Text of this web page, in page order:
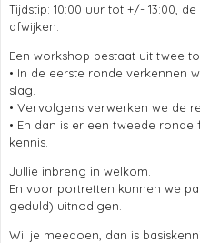
Tijdstip: 10:00 uur tot +/- 13:00,
afwijken.
Een workshop bestaat uit twee
• In de eerste ronde verkennen
slag.
• Vervolgens verwerken we de
• En dan is er een tweede
kennis.
Jullie inbreng in welkom.
En voor portretten kunnen we
geduld) uitnodigen.
Wil je meedoen, dan is